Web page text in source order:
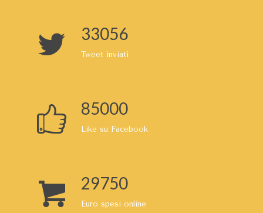
35556
Tweet inviati
91429
Like su Facebook
32000
Euro spesi online